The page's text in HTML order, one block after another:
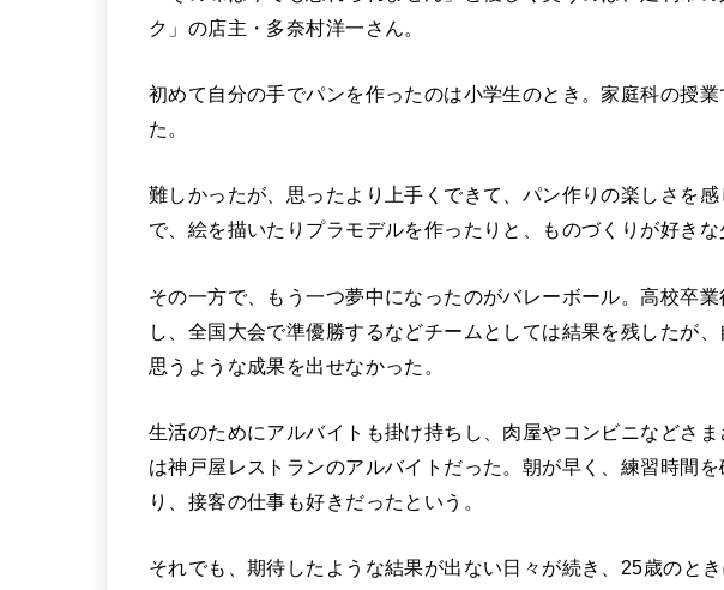
ク」の店主・多奈村洋一さん。
初めて自分の手でパンを作ったのは小学生のとき。家庭科の授
た。
難しかったが、思ったより上手くできて、パン作りの楽しさを
で、絵を描いたりプラモデルを作ったりと、ものづくりが好きな
その一方で、もう一つ夢中になったのがバレーボール。高校卒
し、全国大会で準優勝するなどチームとしては結果を残したが、
思うような成果を出せなかった。
生活のためにアルバイトも掛け持ちし、肉屋やコンビニなどさ
は神戸屋レストランのアルバイトだった。朝が早く、練習時間
り、接客の仕事も好きだったという。
それでも、期待したような結果が出ない日々が続き、25歳のと